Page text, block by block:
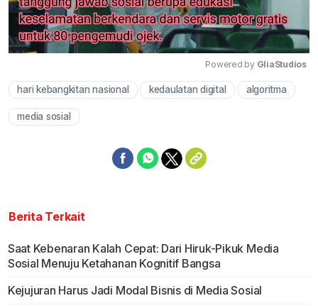
Mute
Powered by GliaStudios
hari kebangkitan nasional kedaulatan digital algoritma
media sosial
Berita Terkait
Saat Kebenaran Kalah Cepat: Dari Hiruk-Pikuk Media
Sosial Menuju Ketahanan Kognitif Bangsa
Kejujuran Harus Jadi Modal Bisnis di Media Sosial